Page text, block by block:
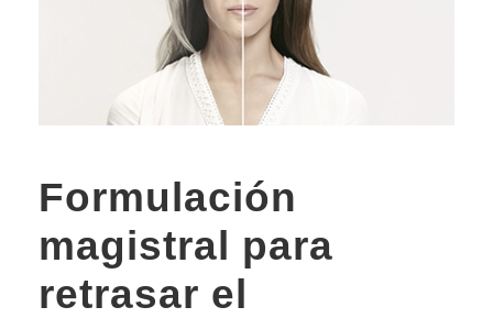
Formulación
magistral para
retrasar el